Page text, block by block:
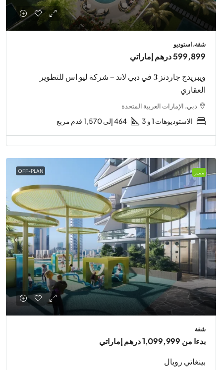
شقة، استوديو
599,899 درهم إماراتي
ويبريدج جاردنز 3 في دبي لاند – شركة ليو اس للتطوير
العقاري
دبي، الإمارات العربية المتحدة
الاستوديوهات 1 و 3 464 إلى 1,570 قدم مربع
مميز OFF-PLAN
شقة
بدءا من 1,099,999 درهم إماراتي
بينغاتي رويال